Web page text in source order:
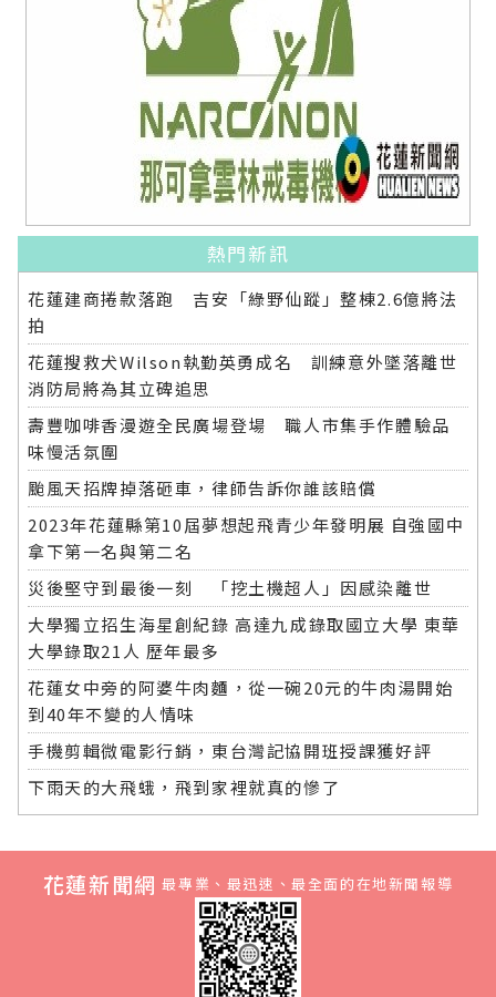
熱門新訊
花蓮建商捲款落跑 吉安「綠野仙蹤」整棟2.6億將法
拍
花蓮搜救犬Wilson執勤英勇成名 訓練意外墜落離世
消防局將為其立碑追思
壽豐咖啡香漫遊全民廣場登場 職人市集手作體驗品
味慢活氛圍
颱風天招牌掉落砸車，律師告訴你誰該賠償
2023年花蓮縣第10屆夢想起飛青少年發明展 自強國中
拿下第一名與第二名
災後堅守到最後一刻 「挖土機超人」因感染離世
大學獨立招生海星創紀錄 高達九成錄取國立大學 東華
大學錄取21人 歷年最多
花蓮女中旁的阿婆牛肉麵，從一碗20元的牛肉湯開始
到40年不變的人情味
手機剪輯微電影行銷，東台灣記協開班授課獲好評
下雨天的大飛蛾，飛到家裡就真的慘了
花蓮新聞網 最專業、最迅速、最全面的在地新聞報導